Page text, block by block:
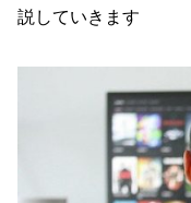
説していきます